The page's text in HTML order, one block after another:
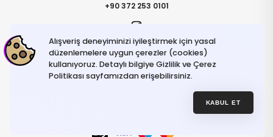
Alışveriş deneyiminizi iyileştirmek için yasal
düzenlemelere uygun çerezler (cookies)
kullanıyoruz. Detaylı bilgiye Gizlilik ve Çerez
Politikası sayfamızdan erişebilirsiniz.
KABUL ET
+90 372 253 0101
İletişime Geçininfo@negelse.com